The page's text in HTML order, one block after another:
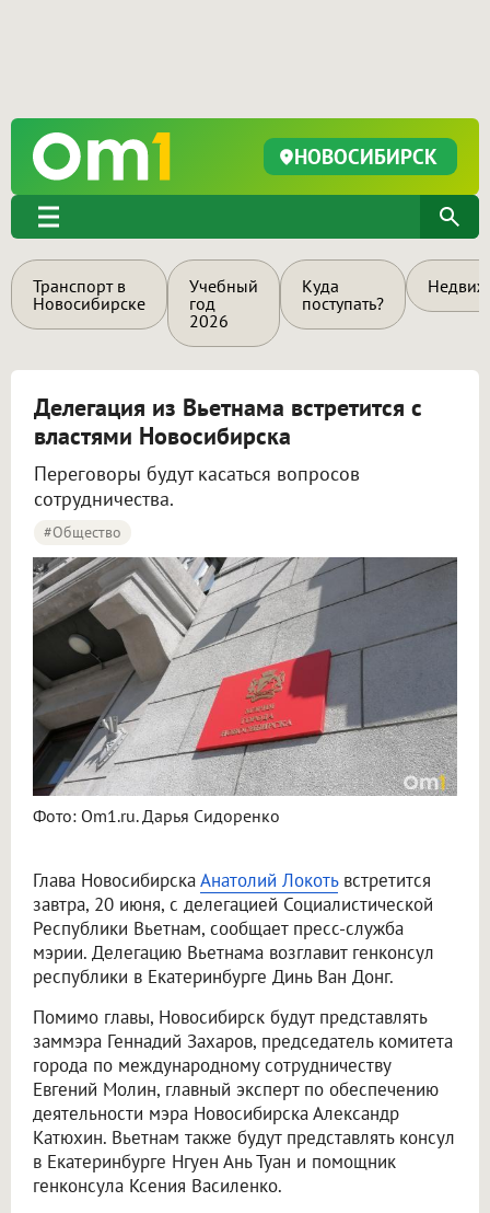
НОВОСИБИРСК
Транспорт в
Новосибирске
Учебный
год
2026
Куда
поступать?
Делегация из Вьетнама встретится с
властями Новосибирска
Переговоры будут касаться вопросов
сотрудничества.
#Общество
Фото: Om1.ru. Дарья Сидоренко
Глава НовосибирскаАнатолий Локотьвстретится
завтра, 20 июня, с делегацией Социалистической
Республики Вьетнам, сообщает пресс-служба
мэрии. Делегацию Вьетнама возглавит генконсул
республики в Екатеринбурге Динь Ван Донг.
Помимо главы, Новосибирск будут представлять
заммэра Геннадий Захаров, председатель комитета
города по международному сотрудничеству
Евгений Молин, главный эксперт по обеспечению
деятельности мэра Новосибирска Александр
Катюхин. Вьетнам также будут представлять консул
в Екатеринбурге Нгуен Ань Туан и помощник
генконсула Ксения Василенко.